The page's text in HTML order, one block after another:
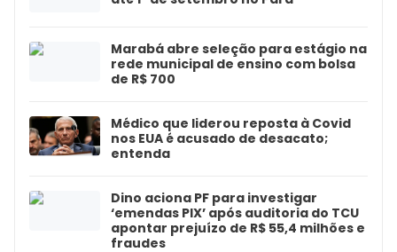
Marabá abre seleção para estágio na
rede municipal de ensino com bolsa
de R$ 700
Médico que liderou reposta à Covid
nos EUA é acusado de desacato;
entenda
Dino aciona PF para investigar
‘emendas PIX’ após auditoria do TCU
apontar prejuízo de R$ 55,4 milhões e
fraudes